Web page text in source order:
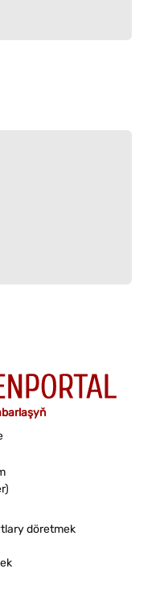
döretmek